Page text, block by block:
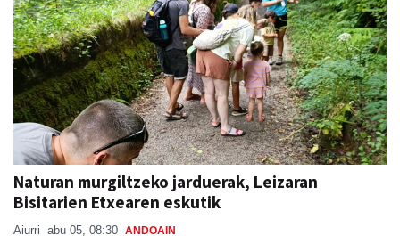
Naturan murgiltzeko jarduerak, Leizaran
Bisitarien Etxearen eskutik
Aiurri abu 05, 08:30 ANDOAIN